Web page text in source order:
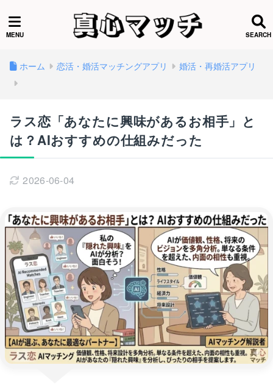
ホーム 恋活・婚活マッチングアプリ 婚活・再婚活アプリ
ラス恋「あなたに興味があるお相手」と
は？AIおすすめの仕組みだった
2026-06-04